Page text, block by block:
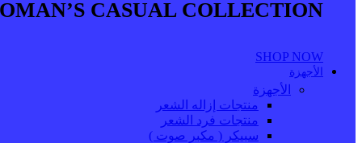
CASUAL COLLECTION
SHOP NOW
الأجهزة
الأجهزة
منتجات إزاله الشعر
منتجات فرد الشعر
سبيكر ( مكبر صوت )